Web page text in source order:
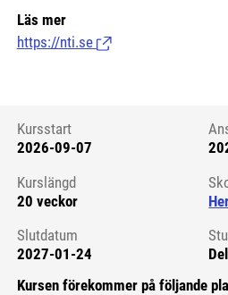
Läs mer
https://nti.se (Länk till extern sida.)
Kursstart 6124828
Kursstart
2026-09-07
Kurslängd
20 veckor
Slutdatum
2027-01-24
Kursen förekommer på följande